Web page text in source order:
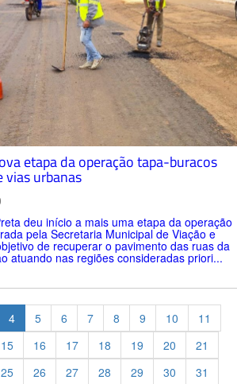
etapa da operação tapa-buracos
vias urbanas
deu início a mais uma etapa da operação
pela Secretaria Municipal de Viação e
de recuperar o pavimento das ruas da
atuando nas regiões consideradas priori...
4 5 6 7 8 9 10
11
15 16 17 18 19 20
21
25 26 27 28 29 30 31